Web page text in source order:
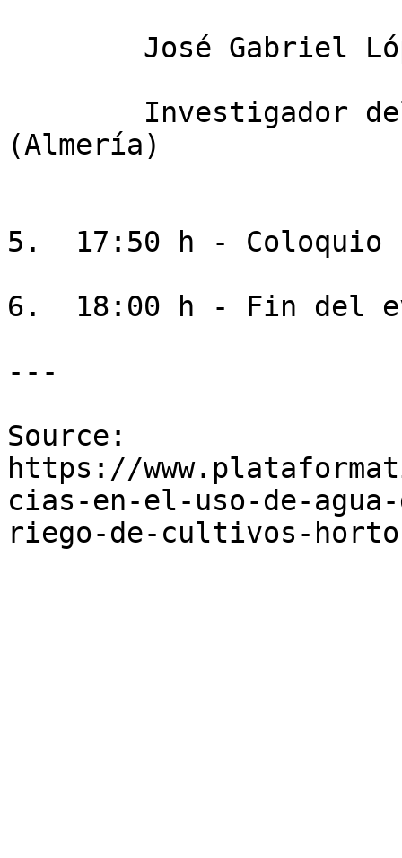
(Almería)
5.  17:50 h - Coloquio
6.  18:00 h - Fin del
---
Source:
https://
cias-en-el-uso-de-